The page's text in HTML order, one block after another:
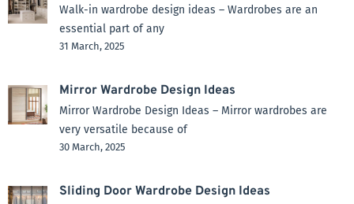
Walk-in wardrobe design ideas – Wardrobes are an
essential part of any
31 March, 2025
Mirror Wardrobe Design Ideas
Mirror Wardrobe Design Ideas – Mirror wardrobes are
very versatile because of
30 March, 2025
Sliding Door Wardrobe Design Ideas